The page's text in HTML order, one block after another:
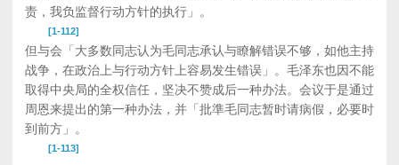
责，我负监督行动方针的执行」。
[1-112]
但与会「大多数同志认为毛同志承认与瞭解错误不够，如他主持
战争，在政治上与行动方针上容易发生错误」。毛泽东也因不能
取得中央局的全权信任，坚决不赞成后一种办法。会议于是通过
周恩来提出的第一种办法，并「批準毛同志暂时请病假，必要时
到前方」。
[1-113]